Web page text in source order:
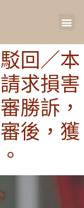
回／本
求損害
勝訴，
後，獲